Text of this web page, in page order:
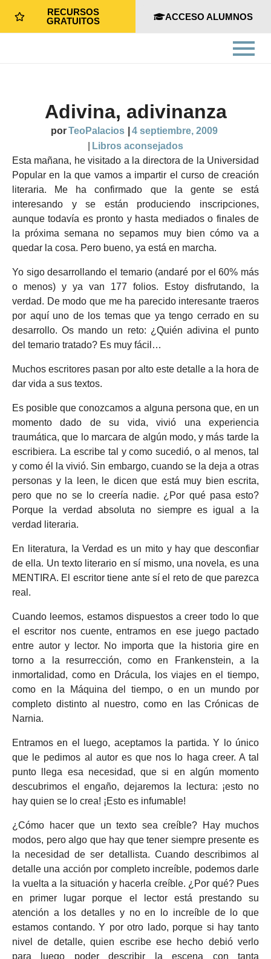
RECURSOS
GRATUITOS
ACCESO ALUMNOS
Adivina, adivinanza
por TeoPalacios
4 septiembre, 2009
Libros aconsejados
Esta mañana, he visitado a la directora de la Universidad
Popular en la que vamos a impartir el curso de creación
literaria. Me ha confirmado que la gente se está
interesando y se están produciendo inscripciones,
aunque todavía es pronto y hasta mediados o finales de
la próxima semana no sepamos muy bien cómo va a
quedar la cosa. Pero bueno, ya está en marcha.
Yo sigo desarrollando el temario (andaré por el 60% más
o menos) y ya van 177 folios. Estoy disfrutando, la
verdad. De modo que me ha parecido interesante traeros
por aquí uno de los temas que ya tengo cerrado en su
desarrollo. Os mando un reto: ¿Quién adivina el punto
del temario tratado? Es muy fácil…
Muchos escritores pasan por alto este detalle a la hora de
dar vida a sus textos.
Es posible que conozcamos a alguna persona que, en un
momento dado de su vida, vivió una experiencia
traumática, que lo marcara de algún modo, y más tarde la
escribiera. La escribe tal y como sucedió, o al menos, tal
y como él la vivió. Sin embargo, cuando se la deja a otras
personas y la leen, le dicen que está muy bien escrita,
pero que no se lo creería nadie. ¿Por qué pasa esto?
Porque la verdad absoluta no siempre es igual a la
verdad literaria.
En literatura, la Verdad es un mito y hay que desconfiar
de ella. Un texto literario en sí mismo, una novela, es una
MENTIRA. El escritor tiene ante sí el reto de que parezca
real.
Cuando leemos, estamos dispuestos a creer todo lo que
el escritor nos cuente, entramos en ese juego pactado
entre autor y lector. No importa que la historia gire en
torno a la resurrección, como en Frankenstein, a la
inmortalidad, como en Drácula, los viajes en el tiempo,
como en la Máquina del tiempo, o en un mundo por
completo distinto al nuestro, como en las Crónicas de
Narnia.
Entramos en el luego, aceptamos la partida. Y lo único
que le pedimos al autor es que nos lo haga creer. A tal
punto llega esa necesidad, que si en algún momento
descubrimos el engaño, dejaremos la lectura: ¡esto no
hay quien se lo crea! ¡Esto es infumable!
¿Cómo hacer que un texto sea creíble? Hay muchos
modos, pero algo que hay que tener siempre presente es
la necesidad de ser detallista. Cuando describimos al
detalle una acción por completo increíble, podemos darle
la vuelta a la situación y hacerla creíble. ¿Por qué? Pues
en primer lugar porque el lector está prestando su
atención a los detalles y no en lo increíble de lo que
estamos contando. Y por otro lado, porque si hay tanto
nivel de detalle, quien escribe ese hecho debió verlo
para luego poder describir la escena con tanta